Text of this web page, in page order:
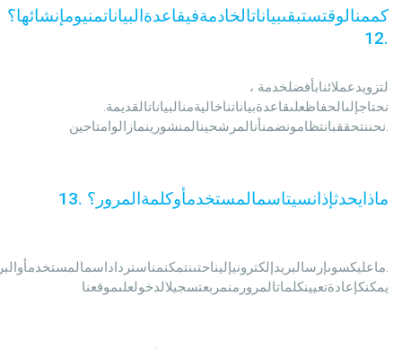
كممنالوقتستبقىبياناتالخادمةفيقاعدةالبياناتمنيومإنشائها؟
.
12
نحننتحققبانتظامونضمنأنالمرشحينالمنشورينمازالوامتاحين.
ماذايحدثإذانسيتاسمالمستخدمأوكلمةالمرور؟ .
13
                                                يمكنكإعادةتعيينكلماتالمرورمنمربعتسجيلالدخولعلىموقعنا